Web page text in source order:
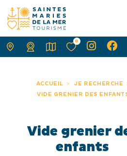
ACCUEIL
JE RECHERCHE
VIDE GRENIER DES
Vide grenier
enfants
0